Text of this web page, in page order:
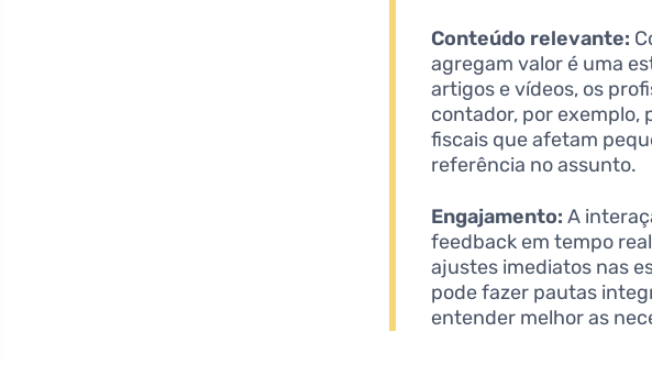
Conteúdo relevante:
agregam valor é uma
artigos e vídeos, os
contador, por exemplo,
fiscais que afetam
referência no assunto.
Engajamento: A
feedback em tempo
ajustes imediatos nas
pode fazer pautas
entender melhor as